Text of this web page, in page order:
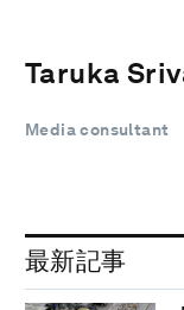
Taruka
Media consultant
最新記事